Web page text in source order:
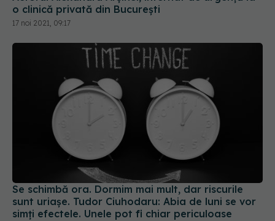
o clinică privată din București
17 noi 2021, 09:17
Se schimbă ora. Dormim mai mult, dar riscurile
sunt uriașe. Tudor Ciuhodaru: Abia de luni se vor
simţi efectele. Unele pot fi chiar periculoase